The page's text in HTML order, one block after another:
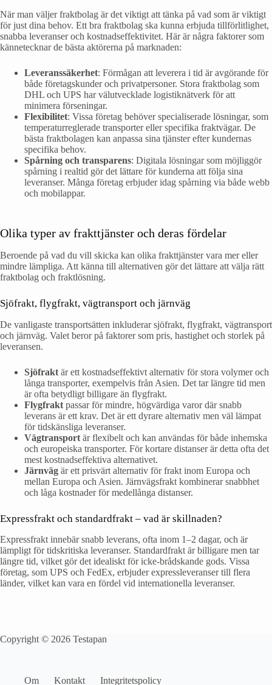
När man väljer fraktbolag är det viktigt att tänka på vad som är viktigt
för just dina behov. Ett bra fraktbolag ska kunna erbjuda tillförlitlighet,
snabba leveranser och kostnadseffektivitet. Här är några faktorer som
kännetecknar de bästa aktörerna på marknaden:
Leveranssäkerhet: Förmågan att leverera i tid är avgörande för
både företagskunder och privatpersoner. Stora fraktbolag som
DHL och UPS har välutvecklade logistiknätverk för att
minimera förseningar.
Flexibilitet: Vissa företag behöver specialiserade lösningar, som
temperaturreglerade transporter eller specifika fraktvägar. De
bästa fraktbolagen kan anpassa sina tjänster efter kundernas
specifika behov.
Spårning och transparens: Digitala lösningar som möjliggör
spårning i realtid gör det lättare för kunderna att följa sina
leveranser. Många företag erbjuder idag spårning via både webb
och mobilappar.
Olika typer av frakttjänster och deras fördelar
Beroende på vad du vill skicka kan olika frakttjänster vara mer eller
mindre lämpliga. Att känna till alternativen gör det lättare att välja rätt
fraktbolag och fraktlösning.
Sjöfrakt, flygfrakt, vägtransport och järnväg
De vanligaste transportsätten inkluderar sjöfrakt, flygfrakt, vägtransport
och järnväg. Valet beror på faktorer som pris, hastighet och storlek på
leveransen.
Sjöfrakt är ett kostnadseffektivt alternativ för stora volymer och
långa transporter, exempelvis från Asien. Det tar längre tid men
är ofta betydligt billigare än flygfrakt.
Flygfrakt passar för mindre, högvärdiga varor där snabb
leverans är ett krav. Det är ett dyrare alternativ men väl lämpat
för tidskänsliga leveranser.
Vägtransport är flexibelt och kan användas för både inhemska
och europeiska transporter. För kortare distanser är detta ofta det
mest kostnadseffektiva alternativet.
Järnväg är ett prisvärt alternativ för frakt inom Europa och
mellan Europa och Asien. Järnvägsfrakt kombinerar snabbhet
och låga kostnader för medellånga distanser.
Expressfrakt och standardfrakt – vad är skillnaden?
Expressfrakt innebär snabb leverans, ofta inom 1–2 dagar, och är
lämpligt för tidskritiska leveranser. Standardfrakt är billigare men tar
längre tid, vilket gör det idealiskt för icke-brådskande gods. Vissa
företag, som UPS och FedEx, erbjuder expressleveranser till flera
länder, vilket kan vara en fördel vid internationella leveranser.
Copyright © 2026 Testapan
Om Kontakt Integritetspolicy